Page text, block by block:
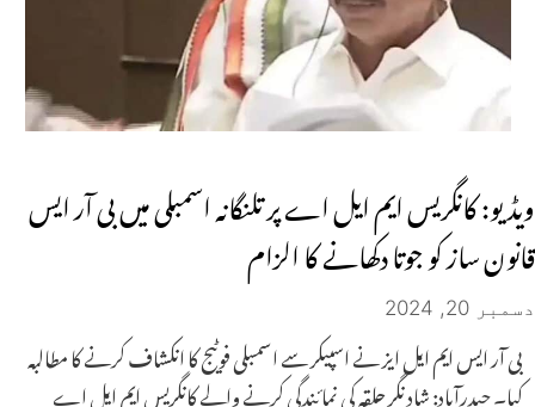
ویڈیو: کانگریس ایم ایل اے پر تلنگانہ اسمبلی میں بی آر ایس
قانون ساز کو جوتا دکھانے کا الزام
دسمبر 20, 2024
بی آر ایس ایم ایل ایز نے اسپیکر سے اسمبلی فوٹیج کا انکشاف کرنے کا مطالبہ
کیا۔ حیدرآباد: شاد نگر حلقہ کی نمائندگی کرنے والے کانگریس ایم ایل اے